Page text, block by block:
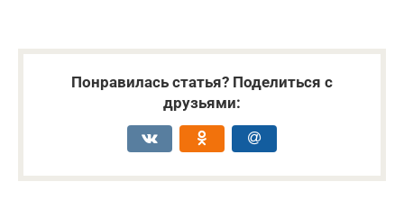
Понравилась статья? Поделиться с
друзьями: